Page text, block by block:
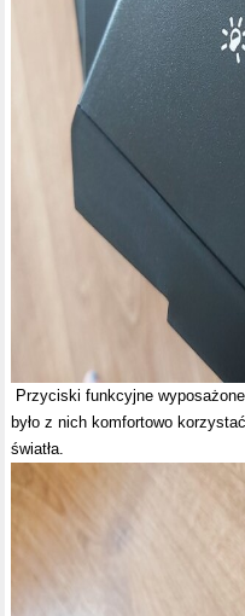
Przyciski funkcyjne
było z nich komfortowo
światła.